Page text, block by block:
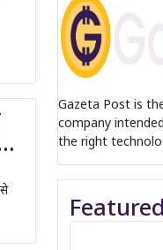
Gazeta Post is
company
the right